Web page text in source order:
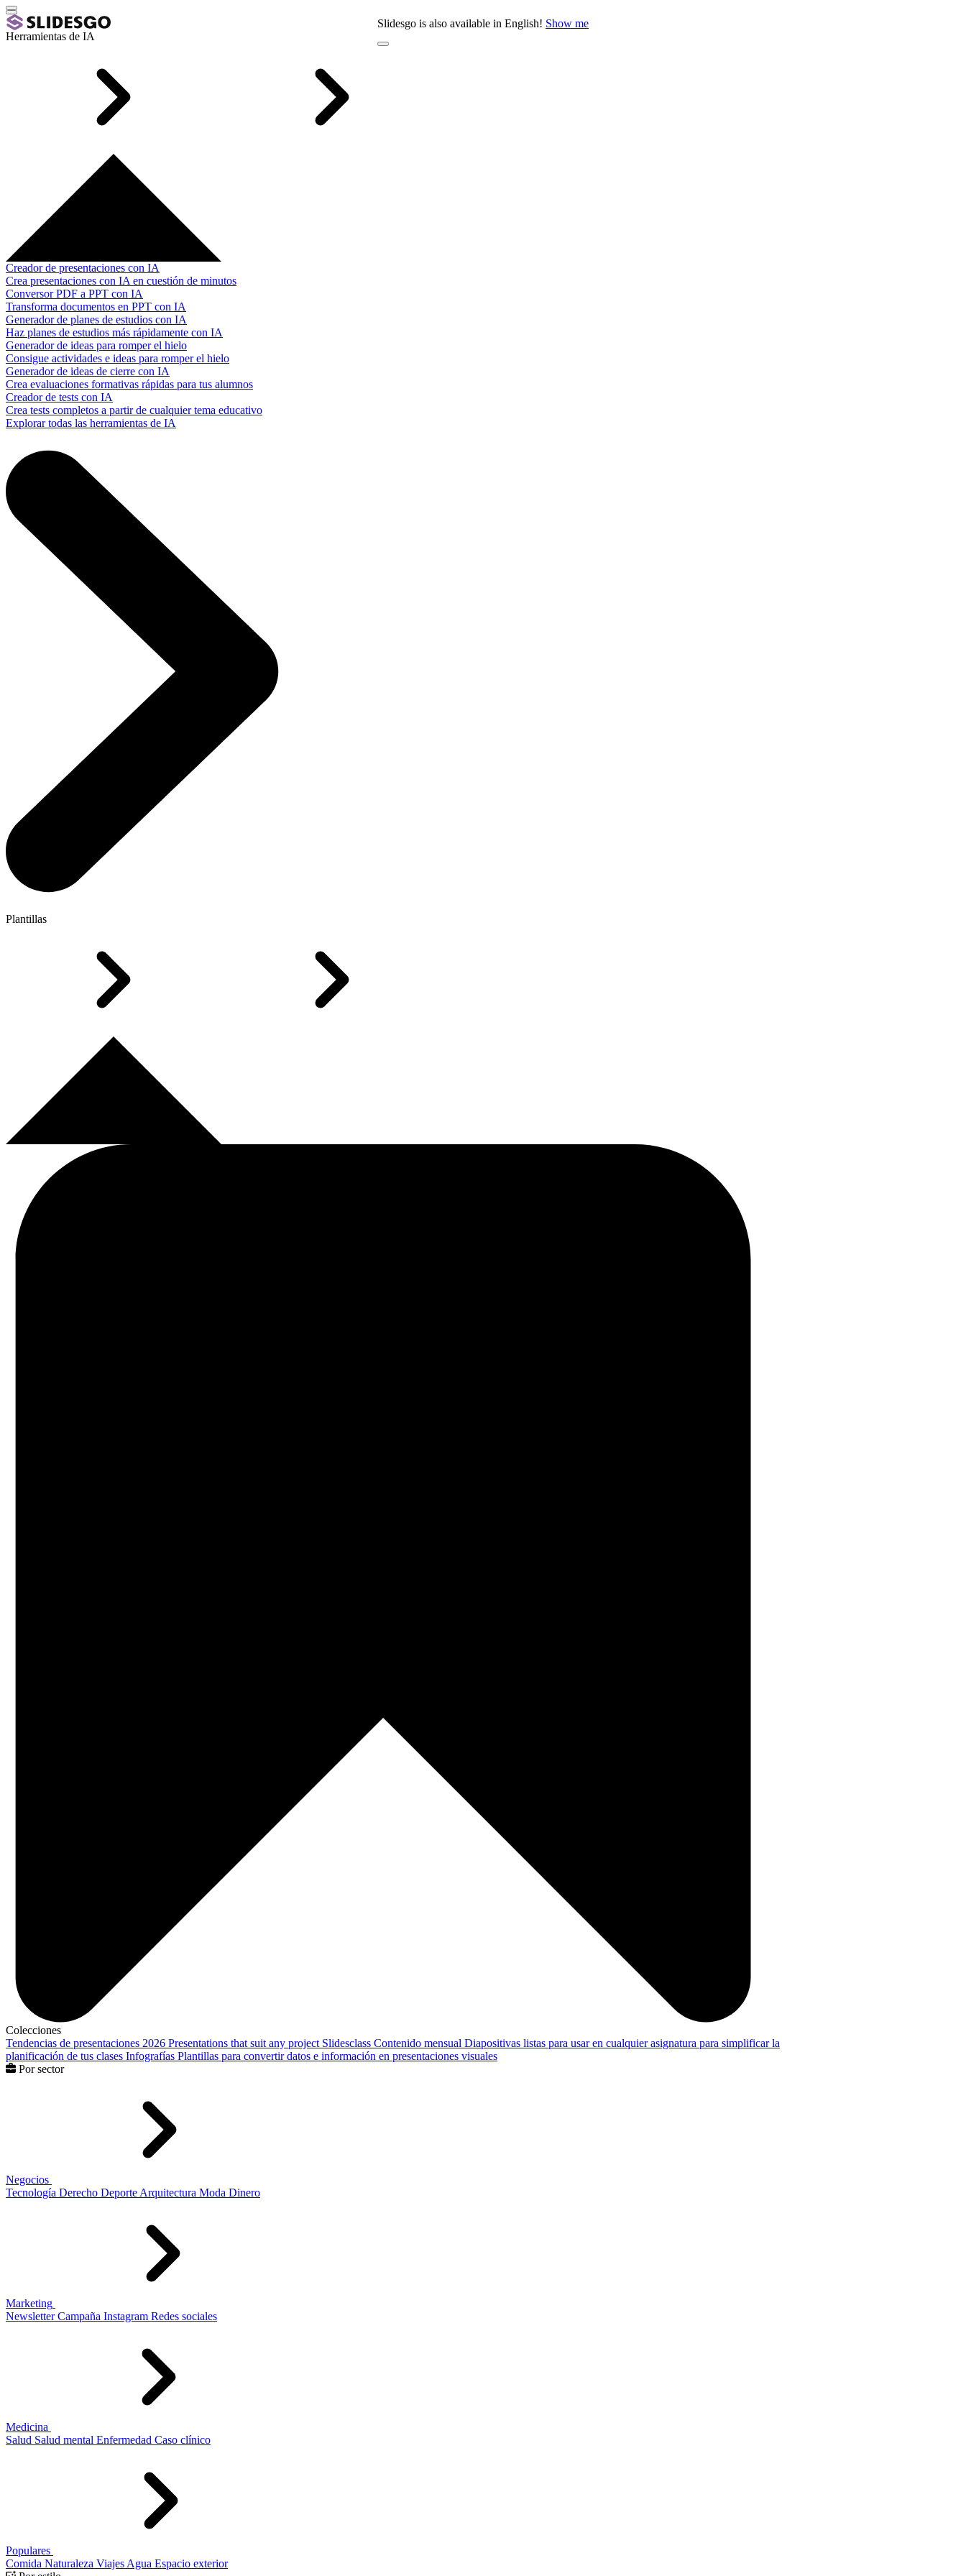
Slidesgo is also available in English! Show me
Herramientas de IA
Creador de presentaciones con IA
Crea presentaciones con IA en cuestión de minutos
Conversor PDF a PPT con IA
Transforma documentos en PPT con IA
Generador de planes de estudios con IA
Haz planes de estudios más rápidamente con IA
Generador de ideas para romper el hielo
Consigue actividades e ideas para romper el hielo
Generador de ideas de cierre con IA
Crea evaluaciones formativas rápidas para tus alumnos
Creador de tests con IA
Crea tests completos a partir de cualquier tema educativo
Explorar todas las herramientas de IA
Plantillas
Colecciones
Tendencias de presentaciones 2026 Presentations that suit any project Slidesclass Contenido mensual Diapositivas listas para usar en cualquier asignatura para simplificar la
planificación de tus clases Infografías Plantillas para convertir datos e información en presentaciones visuales
Por sector
Negocios
Tecnología Derecho Deporte Arquitectura Moda Dinero
Marketing
Newsletter Campaña Instagram Redes sociales
Medicina
Salud Salud mental Enfermedad Caso clínico
Populares
Comida Naturaleza Viajes Agua Espacio exterior